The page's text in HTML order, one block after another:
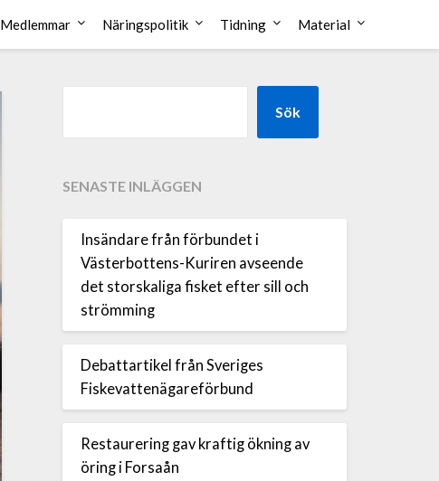
Medlemmar Näringspolitik Tidning Material
Sök
SENASTE INLÄGGEN
Insändare från förbundet i
Västerbottens-Kuriren avseende
det storskaliga fisket efter sill och
strömming
Debattartikel från Sveriges
Fiskevattenägareförbund
Restaurering gav kraftig ökning av
öring i Forsaån